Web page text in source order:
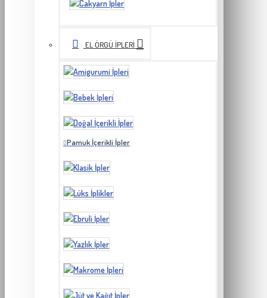
EL ÖRGÜ İPLERI
Pamuk İçerikli İpler